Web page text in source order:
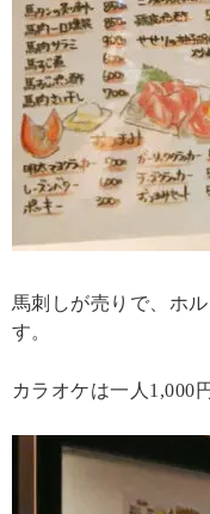
馬刺しが売りで、ホ
す。
カラオケは一人1,000